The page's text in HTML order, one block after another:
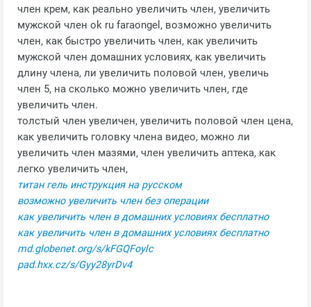
член крем, как реально увеличить член, увеличить
мужской член ok ru faraongel, возможно увеличить
член, как быстро увеличить член, как увеличить
мужской член домашних условиях, как увеличить
длину члена, ли увеличить половой член, увеличь
член 5, на сколько можно увеличить член, где
увеличить член.
толстый член увеличен, увеличить половой член цена,
как увеличить головку члена видео, можно ли
увеличить член мазями, член увеличить аптека, как
легко увеличить член,
титан гель инструкция на русском
возможно увеличить член без операции
как увеличить член в домашних условиях бесплатно
как увеличить член в домашних условиях бесплатно
md.globenet.org/s/kFGQFoylc
pad.hxx.cz/s/Gyy28yrDv4